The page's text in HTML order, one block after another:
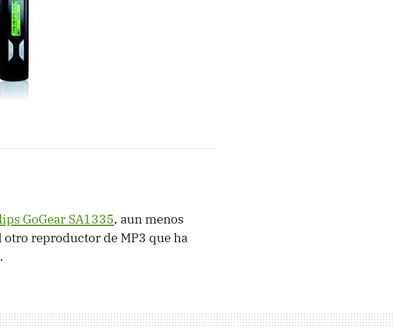
GoGear SA1335, aun menos
otro reproductor de MP3 que ha